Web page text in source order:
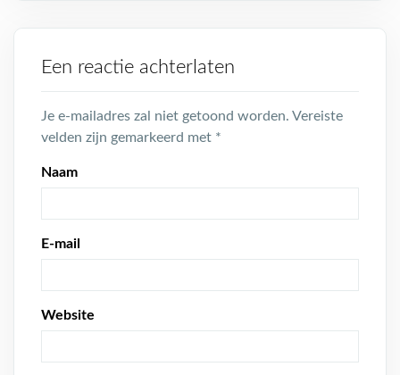
Een reactie achterlaten
Je e-mailadres zal niet getoond worden. Vereiste
velden zijn gemarkeerd met *
Naam
E-mail
Website